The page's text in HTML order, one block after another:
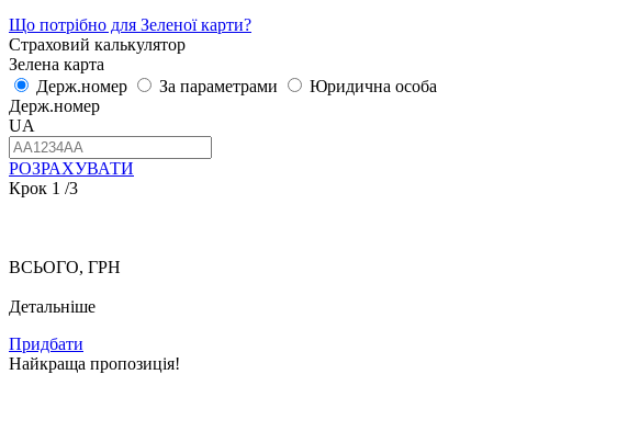
Що потрібно для Зеленої карти?
Страховий калькулятор
Зелена карта
Держ.номер
За параметрами
Юридична особа
Держ.номер
UA
РОЗРАХУВАТИ
Крок 1 /3
ВСЬОГО, ГРН
Детальніше
Придбати
Найкраща пропозиція!